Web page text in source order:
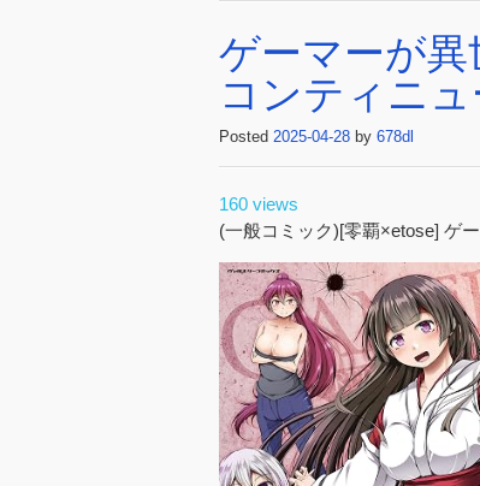
ゲーマーが
コンティニ
Posted 2025-04-28 by 678dl
160 views
(一般コミック)[零覇×etose] ゲ